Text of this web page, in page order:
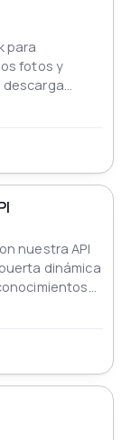
para
fotos y
descarga
finales
nuestra API
dinámica
analiza
de las